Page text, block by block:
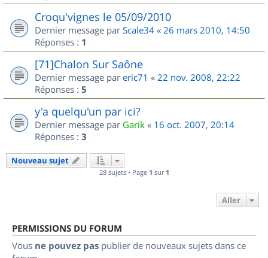
Croqu'vignes le 05/09/2010
Dernier message par Scale34 « 26 mars 2010, 14:50
Réponses : 1
[71]Chalon Sur Saône
Dernier message par eric71 « 22 nov. 2008, 22:22
Réponses : 5
y'a quelqu'un par ici?
Dernier message par Garik « 16 oct. 2007, 20:14
Réponses : 3
Nouveau sujet
28 sujets • Page 1 sur 1
Aller
PERMISSIONS DU FORUM
Vous ne pouvez pas publier de nouveaux sujets dans ce